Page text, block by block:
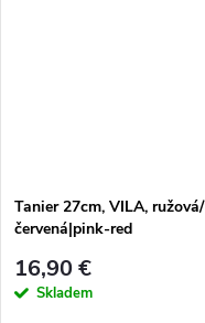
Tanier 27cm, VILA, ružová/
červená|pink-red
16,90 €
Skladem